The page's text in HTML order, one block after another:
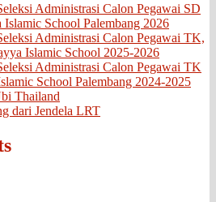
Administrasi Calon Pegawai SD
School Palembang 2026
Administrasi Calon Pegawai TK,
Islamic School 2025-2026
Administrasi Calon Pegawai TK
School Palembang 2024-2025
Thailand
dari Jendela LRT